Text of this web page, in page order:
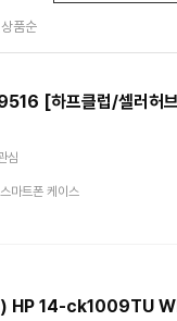
품순
[하프클럽/셀러허
심
스마트폰 케이스
HP 14-ck1009TU